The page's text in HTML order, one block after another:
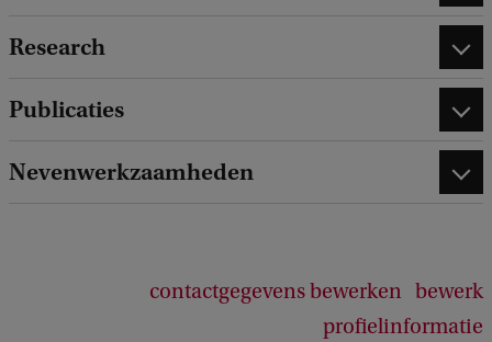
Research
Publicaties
Nevenwerkzaamheden
contactgegevens bewerken bewerk
profielinformatie